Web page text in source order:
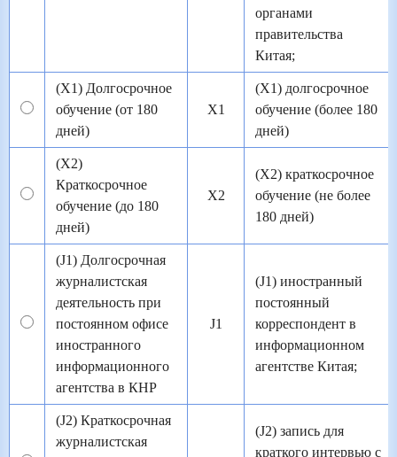
органами
правительства
Китая;
(X1) Долгосрочное
обучение (от 180
дней)
X1
(X1) долгосрочное
обучение (более 180
дней)
(X2)
Краткосрочное
обучение (до 180
дней)
X2
(X2) краткосрочное
обучение (не более
180 дней)
(J1) Долгосрочная
журналистская
деятельность при
постоянном офисе
иностранного
информационного
агентства в КНР
J1
(J1) иностранный
постоянный
корреспондент в
информационном
агентстве Китая;
(J2) Краткосрочная
журналистская
(J2) запись для
краткого интервью с